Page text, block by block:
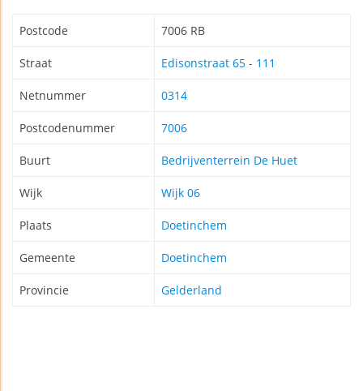
Postcode 7006 RB
Straat Edisonstraat 65 - 111
Netnummer 0314
Postcodenummer 7006
Buurt Bedrijventerrein De Huet
Wijk Wijk 06
Plaats Doetinchem
Gemeente Doetinchem
Provincie Gelderland